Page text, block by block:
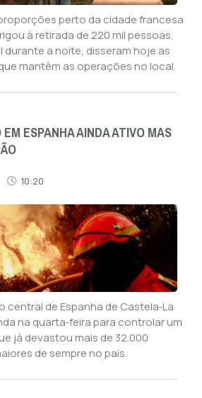
perto da cidade francesa
à retirada de 220 mil pessoas,
a noite, disseram hoje as
mantêm as operações no local.
ESPANHA AINDA ATIVO MAS
10:20
central de Espanha de Castela‑La
na quarta‑feira para controlar um
já devastou mais de 32.000
de sempre no país.